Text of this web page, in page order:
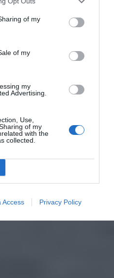
of my
of my
my
Advertising.
Use,
of my
with the
collected.
Access Privacy Policy